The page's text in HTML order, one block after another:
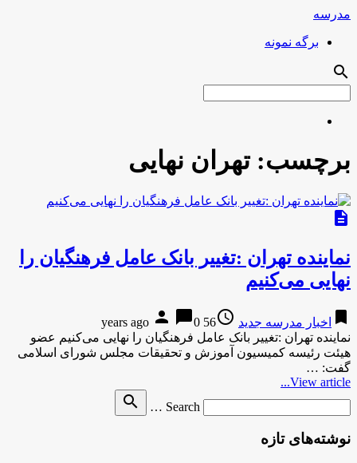
مدرسه
برگه نمونه
search
برچسب:تهران نهایی
description
نماینده تهران :تغییر بانک عامل فرهنگیان را
نهایی می‌کنیم
bookmark اخبار مدرسه جدید access_time
56 years ago
person chat_bubble0
نماینده تهران :تغییر بانک عامل فرهنگیان را نهایی می‌کنیم عضو
هیئت رئیسه کمیسیون آموزش و تحقیقات مجلس شورای اسلامی
گفت: …
View article...
Search …
search
نوشته‌های تازه